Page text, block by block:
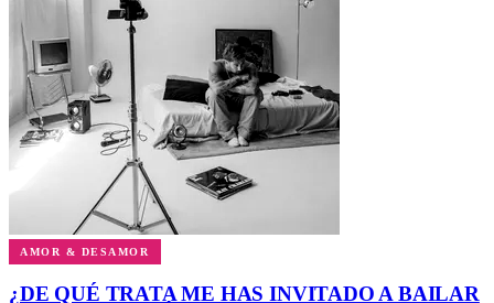
AMOR & DESAMOR
¿DE QUÉ TRATA ME HAS INVITADO A BAILAR